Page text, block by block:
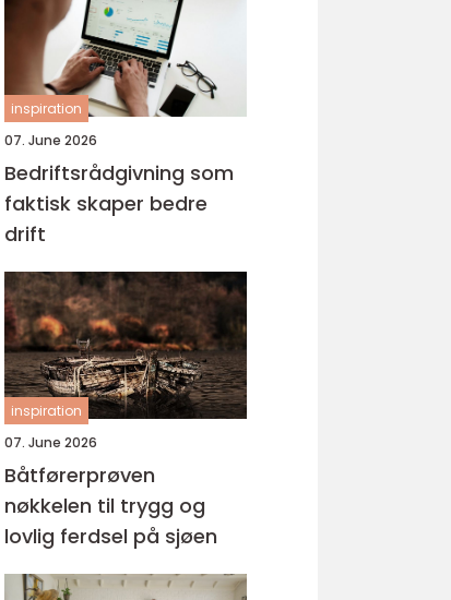
inspiration
07. June 2026
Bedriftsrådgivning som
faktisk skaper bedre
drift
inspiration
07. June 2026
Båtførerprøven
nøkkelen til trygg og
lovlig ferdsel på sjøen